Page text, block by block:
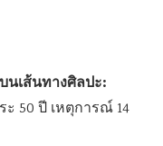
นเส้นทางศิลปะ:
ะ 50 ปี เหตุการณ์ 14